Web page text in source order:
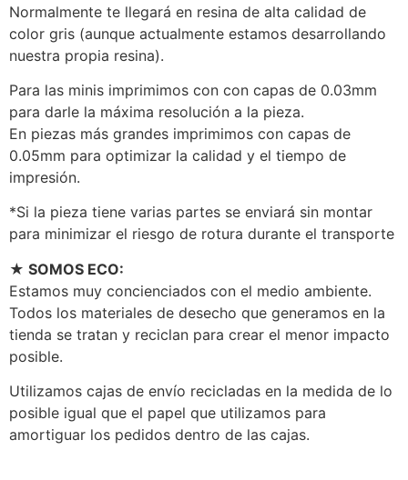
Normalmente te llegará en resina de alta calidad de
color gris (aunque actualmente estamos desarrollando
nuestra propia resina).
Para las minis imprimimos con con capas de 0.03mm
para darle la máxima resolución a la pieza.
En piezas más grandes imprimimos con capas de
0.05mm para optimizar la calidad y el tiempo de
impresión.
*Si la pieza tiene varias partes se enviará sin montar
para minimizar el riesgo de rotura durante el transporte
★ SOMOS ECO:
Estamos muy concienciados con el medio ambiente.
Todos los materiales de desecho que generamos en la
tienda se tratan y reciclan para crear el menor impacto
posible.
Utilizamos cajas de envío recicladas en la medida de lo
posible igual que el papel que utilizamos para
amortiguar los pedidos dentro de las cajas.